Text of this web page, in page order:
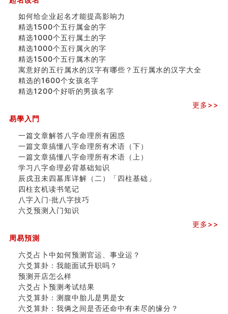
風水辟邪大全
如何给企业起名才能提高影响力
精选1500个五行属金的字
精选1000个五行属土的字
精选1000个五行属火的字
精选1500个五行属木的字
寓意好的五行属水的汉字有哪些？五行属水的汉字大全
精选的1600个女孩名字
精选1200个好听的男孩名字
更多>>
易學入門
一篇文章解答八字命理所有困惑
一篇文章搞懂八字命理所有术语（下）
一篇文章搞懂八字命理所有术语（上）
学习八字命理必背基础知识
辰戌丑未四墓库详解（二）「四柱基础」
四柱玄机读书笔记
八字入门·批八字技巧
六爻预测入门知识
更多>>
周易預測
六爻占卜中如何预测官运、事业运？
六爻算卦：我能面试升职吗？
预测开店怎么样
六爻占卜预测考试结果
六爻算卦：测腹中胎儿是男是女
六爻算卦：我俩之间是否还命中有未尽的缘分？